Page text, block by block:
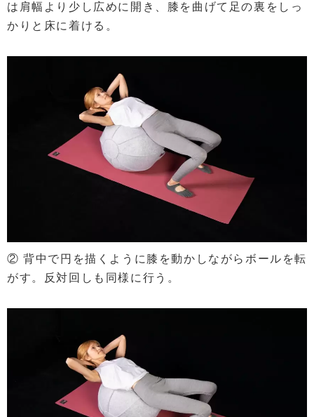
は肩幅より少し広めに開き、膝を曲げて足の裏をしっ
かりと床に着ける。
② 背中で円を描くように膝を動かしながらボールを転
がす。反対回しも同様に行う。